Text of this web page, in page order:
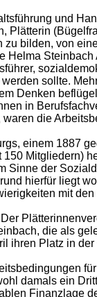
und
bilden, von
sollte.
Denken
in
die
einem 1887
Mitgliedern)
Sinne der
hierfür liegt
mit
die als
ihren Platz in
damals ein
Finanzlage